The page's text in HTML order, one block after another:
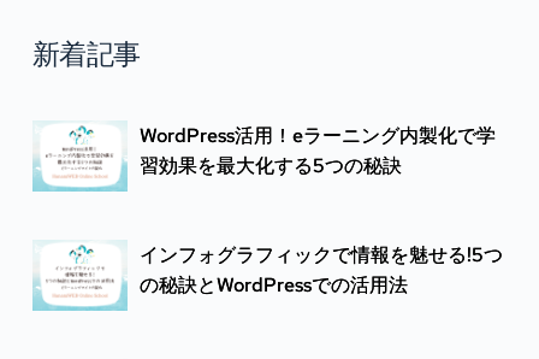
新着記事
WordPress活用！eラーニング内製化で学
習効果を最大化する5つの秘訣
インフォグラフィックで情報を魅せる!5つ
の秘訣とWordPressでの活用法